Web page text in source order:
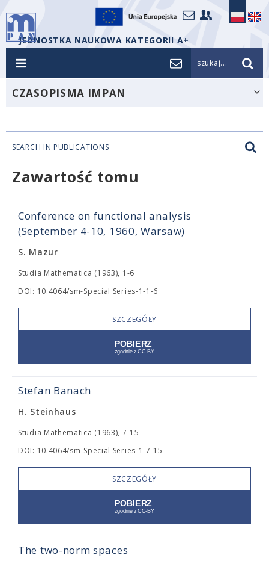
JEDNOSTKA NAUKOWA KATEGORII A+
szukaj...
CZASOPISMA IMPAN
SEARCH IN PUBLICATIONS
Zawartość tomu
Conference on functional analysis
(September 4-10, 1960, Warsaw)
S. Mazur
Studia Mathematica (1963), 1-6
DOI: 10.4064/sm-Special Series-1-1-6
SZCZEGÓŁY
Stefan Banach
H. Steinhaus
Studia Mathematica (1963), 7-15
DOI: 10.4064/sm-Special Series-1-7-15
SZCZEGÓŁY
The two-norm spaces